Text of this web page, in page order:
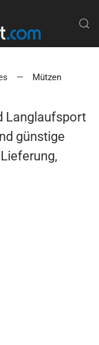
Mützen
Langlaufsport
günstige